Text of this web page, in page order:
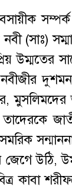
(সাঃ)
উম্মতের
উঠি,
কাবা